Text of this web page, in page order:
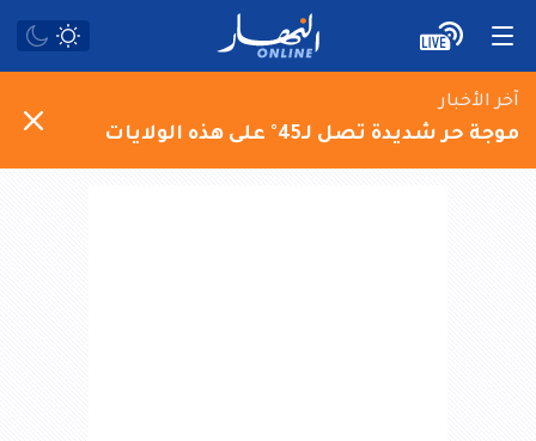
آخر الأخبار
موجة حر شديدة تصل لـ45° على هذه الولايات